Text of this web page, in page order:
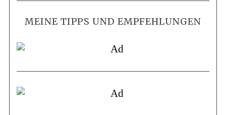
MEINE TIPPS UND EMPFEHLUNGEN